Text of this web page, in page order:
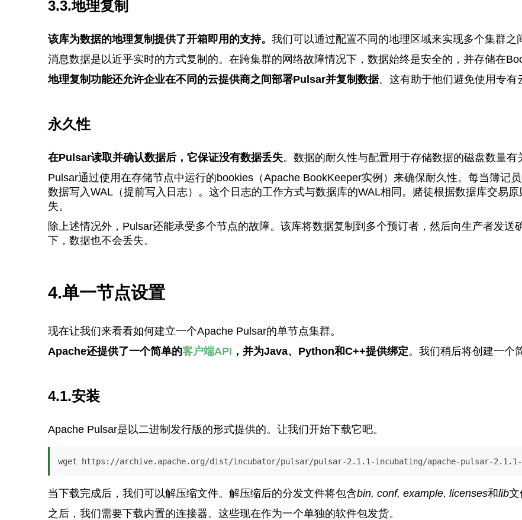
3.3.地理复制
该库为数据的地理复制提供了开箱即用的支持。 我们可以通过配置不同的地理区域来实现多个集群之
消息数据是以近乎实时的方式复制的。在跨集群的网络故障情况下，数据始终是安全的，并存储在
地理复制功能还允许企业在不同的云提供商之间部署Pulsar并复制数据。这有助于他们避免使用专有
永久性
在Pulsar读取并确认数据后，它保证没有数据丢失。数据的耐久性与配置用于存储数据的磁盘数量有
Pulsar通过使用在存储节点中运行的bookies（Apache BookKeeper实例）来确保耐久性。每当簿记
数据写入WAL（提前写入日志）。这个日志的工作方式与数据库的WAL相同。赌徒根据数据库交易
失。
除上述情况外，Pulsar还能承受多个节点的故障。该库将数据复制到多个预订者，然后向生产者发
下，数据也不会丢失。
4.单一节点设置
现在让我们来看看如何建立一个Apache Pulsar的单节点集群。
Apache还提供了一个简单的客户端API ，并为Java、Python和C++提供绑定。我们稍后将创建一个
4.1.安装
Apache Pulsar是以二进制发行版的形式提供的。让我们开始下载它吧。
wget https://archive.apache.org/dist/incubator/pulsar/pulsar-2.1.1-incubating/apache-pulsar-
当下载完成后，我们可以解压缩文件。解压缩后的分发文件将包含bin, conf, example, licenses和lib文
之后，我们需要下载内置的连接器。这些现在作为一个单独的软件包发货。